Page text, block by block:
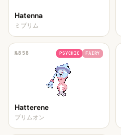
Hatenna
ミブリム
№858 PSYCHIC FAIRY
Hatterene
ブリムオン